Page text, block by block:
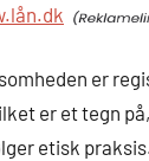
er
er et tegn
etisk